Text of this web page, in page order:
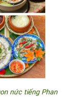
nức tiếng Phan